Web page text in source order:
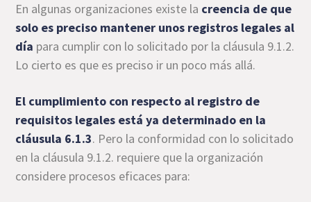
En algunas organizaciones existe la creencia de que
solo es preciso mantener unos registros legales al
día para cumplir con lo solicitado por la cláusula 9.1.2.
Lo cierto es que es preciso ir un poco más allá.
El cumplimiento con respecto al registro de
requisitos legales está ya determinado en la
cláusula 6.1.3. Pero la conformidad con lo solicitado
en la cláusula 9.1.2. requiere que la organización
considere procesos eficaces para: